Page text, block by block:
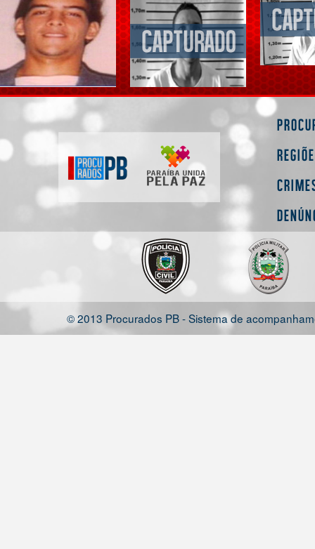
© 2013 Procurados PB - Sistema de